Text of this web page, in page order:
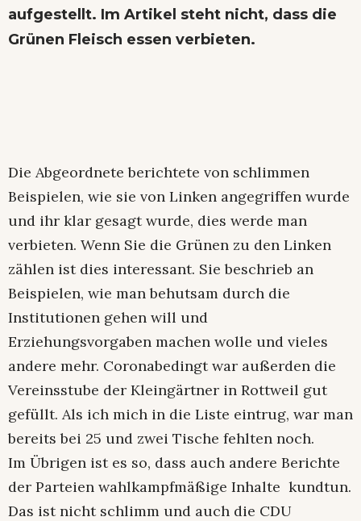
aufgestellt. Im Artikel steht nicht, dass die
Grünen Fleisch essen verbieten.
Die Abgeordnete berichtete von schlimmen
Beispielen, wie sie von Linken angegriffen wurde
und ihr klar gesagt wurde, dies werde man
verbieten. Wenn Sie die Grünen zu den Linken
zählen ist dies interessant. Sie beschrieb an
Beispielen, wie man behutsam durch die
Institutionen gehen will und
Erziehungsvorgaben machen wolle und vieles
andere mehr. Coronabedingt war außerden die
Vereinsstube der Kleingärtner in Rottweil gut
gefüllt. Als ich mich in die Liste eintrug, war man
bereits bei 25 und zwei Tische fehlten noch.
Im Übrigen ist es so, dass auch andere Berichte
der Parteien wahlkampfmäßige Inhalte kundtun.
Das ist nicht schlimm und auch die CDU